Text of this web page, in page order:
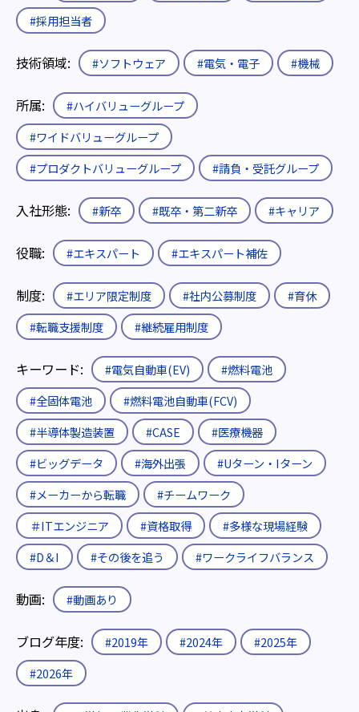
#採用担当者
技術領域: #ソフトウェア #電気・電子 #機械
所属:
#ハイバリューグループ
#ワイドバリューグループ
#プロダクトバリューグループ
#請負・受託グループ
入社形態: #新卒 #既卒・第二新卒 #キャリア
役職: #エキスパート #エキスパート補佐
制度: #エリア限定制度 #社内公募制度
#育休
#転職支援制度
#継続雇用制度
キーワード: #電気自動車(EV)
#燃料電池
#全固体電池
#燃料電池自動車(FCV)
#半導体製造装置
#CASE
#医療機器
#ビッグデータ
#海外出張
#Uターン・Iターン
#メーカーから転職
#チームワーク
＃ITエンジニア
#資格取得
#多様な現場経験
#D＆I
#その後を追う #ワークライフバランス
動画: #動画あり
ブログ年度: #2019年 #2024年
#2025年
#2026年